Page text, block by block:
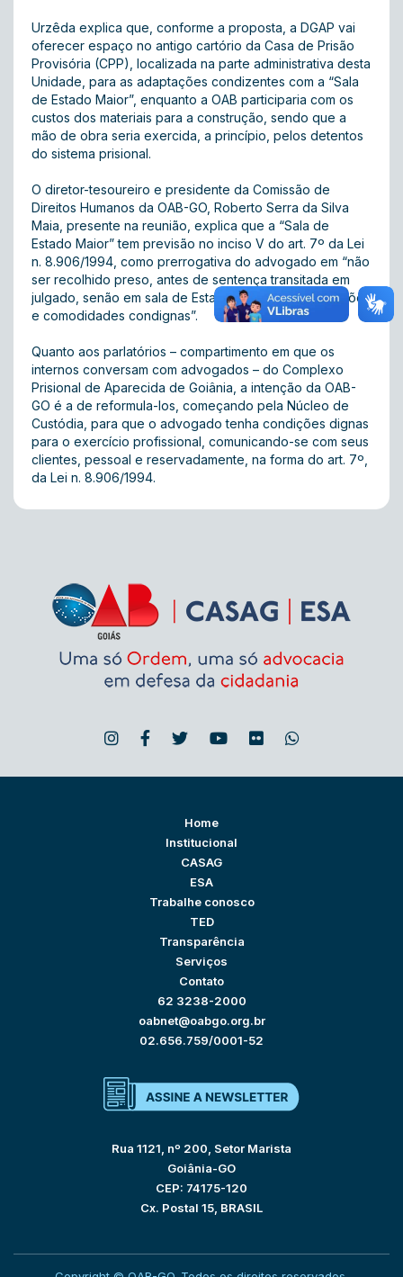
Urzêda explica que, conforme a proposta, a DGAP vai
oferecer espaço no antigo cartório da Casa de Prisão
Provisória (CPP), localizada na parte administrativa desta
Unidade, para as adaptações condizentes com a “Sala
de Estado Maior”, enquanto a OAB participaria com os
custos dos materiais para a construção, sendo que a
mão de obra seria exercida, a princípio, pelos detentos
do sistema prisional.
O diretor-tesoureiro e presidente da Comissão de
Direitos Humanos da OAB-GO, Roberto Serra da Silva
Maia, presente na reunião, explica que a “Sala de
Estado Maior” tem previsão no inciso V do art. 7º da Lei
n. 8.906/1994, como prerrogativa do advogado em “não
ser recolhido preso, antes de sentença transitada em
julgado, senão em sala de Estado Maior, com instalações
e comodidades condignas”.
Quanto aos parlatórios – compartimento em que os
internos conversam com advogados – do Complexo
Prisional de Aparecida de Goiânia, a intenção da OAB-
GO é a de reformula-los, começando pela Núcleo de
Custódia, para que o advogado tenha condições dignas
para o exercício profissional, comunicando-se com seus
clientes, pessoal e reservadamente, na forma do art. 7º,
da Lei n. 8.906/1994.
Home
Institucional
CASAG
ESA
Trabalhe conosco
TED
Transparência
Serviços
Contato
62 3238-2000
oabnet@oabgo.org.br
02.656.759/0001-52
Rua 1121, nº 200, Setor Marista
Goiânia-GO
CEP: 74175-120
Cx. Postal 15, BRASIL